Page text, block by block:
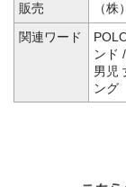
販売
（株
関連ワード
ンド
男児
ング